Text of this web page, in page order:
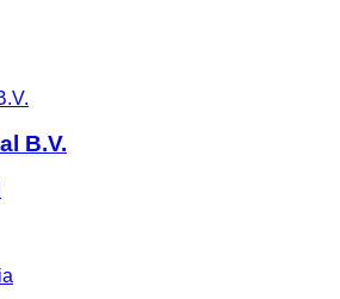
B.V.